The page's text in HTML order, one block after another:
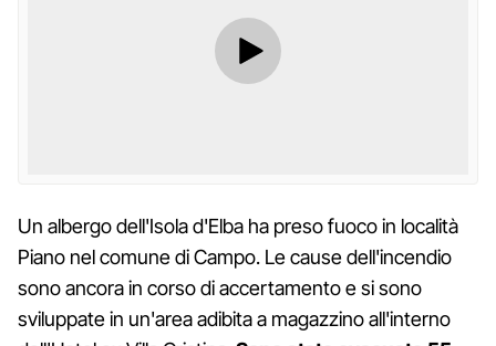
Un albergo dell'Isola d'Elba ha preso fuoco in località
Piano nel comune di Campo. Le cause dell'incendio
sono ancora in corso di accertamento e si sono
sviluppate in un'area adibita a magazzino all'interno